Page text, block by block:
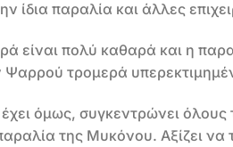
ίδια παραλία και άλλες
είναι πολύ καθαρά και η
τρομερά
όμως, συγκεντρώνει όλους
της Μυκόνου. Αξίζει